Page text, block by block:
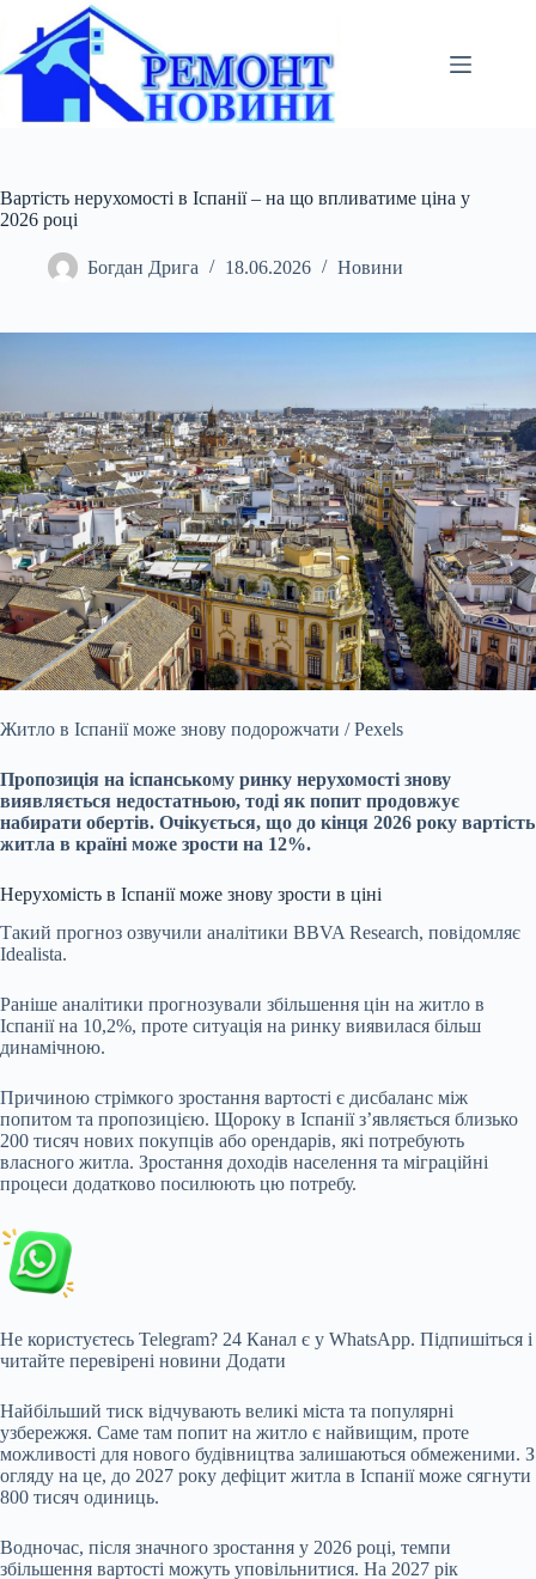
вмісту
Вартість нерухомості в Іспанії – на що впливатиме ціна у
2026 році
Богдан Дрига 18.06.2026 Новини
Житло в Іспанії може знову подорожчати / Pexels
Пропозиція на іспанському ринку нерухомості знову
виявляється недостатньою, тоді як попит продовжує
набирати обертів. Очікується, що до кінця 2026 року вартість
житла в країні може зрости на 12%.
Нерухомість в Іспанії може знову зрости в ціні
Такий прогноз озвучили аналітики BBVA Research, повідомляє
Idealista.
Раніше аналітики прогнозували збільшення цін на житло в
Іспанії на 10,2%, проте ситуація на ринку виявилася більш
динамічною.
Причиною стрімкого зростання вартості є дисбаланс між
попитом та пропозицією. Щороку в Іспанії з’являється близько
200 тисяч нових покупців або орендарів, які потребують
власного житла. Зростання доходів населення та міграційні
процеси додатково посилюють цю потребу.
Не користуєтесь Telegram? 24 Канал є у WhatsApp. Підпишіться і
читайте перевірені новини Додати
Найбільший тиск відчувають великі міста та популярні
узбережжя. Саме там попит на житло є найвищим, проте
можливості для нового будівництва залишаються обмеженими. З
огляду на це, до 2027 року дефіцит житла в Іспанії може сягнути
800 тисяч одиниць.
Водночас, після значного зростання у 2026 році, темпи
збільшення вартості можуть уповільнитися. На 2027 рік